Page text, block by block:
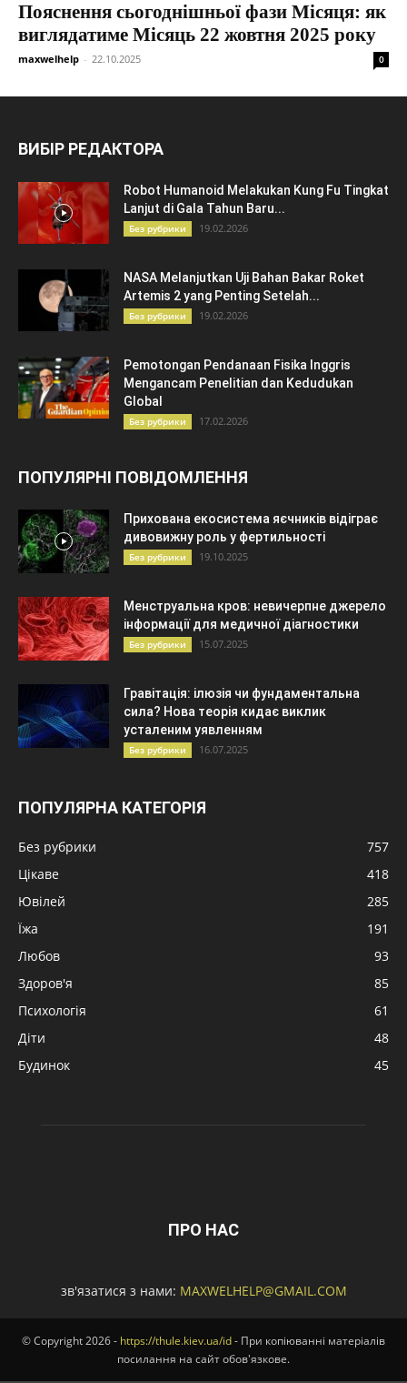
Пояснення сьогоднішньої фази Місяця: як
виглядатиме Місяць 22 жовтня 2025 року
maxwelhelp - 22.10.2025 0
ВИБІР РЕДАКТОРА
Robot Humanoid Melakukan Kung Fu Tingkat
Lanjut di Gala Tahun Baru...
Без рубрики 19.02.2026
NASA Melanjutkan Uji Bahan Bakar Roket
Artemis 2 yang Penting Setelah...
Без рубрики 19.02.2026
Pemotongan Pendanaan Fisika Inggris
Mengancam Penelitian dan Kedudukan
Global
Без рубрики 17.02.2026
ПОПУЛЯРНІ ПОВІДОМЛЕННЯ
Прихована екосистема яєчників відіграє
дивовижну роль у фертильності
Без рубрики 19.10.2025
Менструальна кров: невичерпне джерело
інформації для медичної діагностики
Без рубрики 15.07.2025
Гравітація: ілюзія чи фундаментальна
сила? Нова теорія кидає виклик
усталеним уявленням
Без рубрики 16.07.2025
ПОПУЛЯРНА КАТЕГОРІЯ
Без рубрики
757
Цікаве
418
Ювілей
285
Їжа
191
Любов
93
Здоров'я
85
Психологія
61
Діти
48
Будинок
45
ПРО НАС
зв'язатися з нами: MAXWELHELP@GMAIL.COM
© Copyright 2026 - https://thule.kiev.ua/id- При копіюванні матеріалів
посилання на сайт обов'язкове.